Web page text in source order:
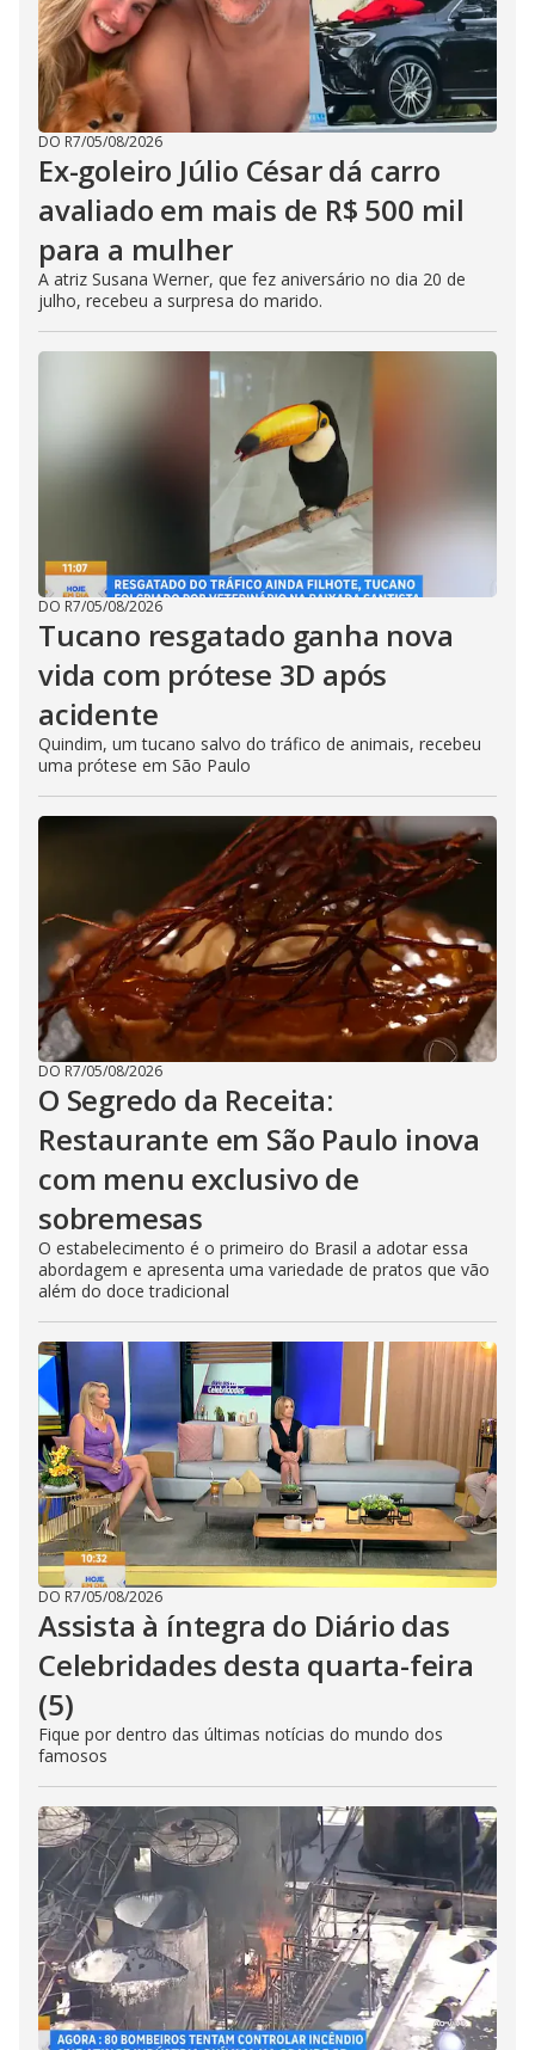
DO R7/05/08/2026
Ex-goleiro Júlio César dá carro
avaliado em mais de R$ 500 mil
para a mulher
A atriz Susana Werner, que fez aniversário no dia 20 de
julho, recebeu a surpresa do marido.
DO R7/05/08/2026
Tucano resgatado ganha nova
vida com prótese 3D após
acidente
Quindim, um tucano salvo do tráfico de animais, recebeu
uma prótese em São Paulo
DO R7/05/08/2026
O Segredo da Receita:
Restaurante em São Paulo inova
com menu exclusivo de
sobremesas
O estabelecimento é o primeiro do Brasil a adotar essa
abordagem e apresenta uma variedade de pratos que vão
além do doce tradicional
DO R7/05/08/2026
Assista à íntegra do Diário das
Celebridades desta quarta-feira
(5)
Fique por dentro das últimas notícias do mundo dos
famosos